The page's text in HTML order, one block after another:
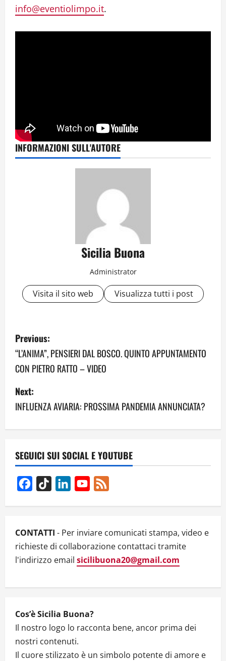
info@eventiolimpo.it.
INFORMAZIONI SULL'AUTORE
Sicilia Buona
Administrator
Visita il sito web Visualizza tutti i post
P
o
s
t
n
v
i
g
a
t
i
o
n
Previous:
“L’ANIMA”, PENSIERI DAL BOSCO. QUINTO APPUNTAMENTO
CON PIETRO RATTO – VIDEO
Next:
INFLUENZA AVIARIA: PROSSIMA PANDEMIA ANNUNCIATA?
SEGUICI SUI SOCIAL E YOUTUBE
Facebook
TikTok LinkedInYouTube
CONTATTI - Per inviare comunicati stampa, video e
richieste di collaborazione contattaci tramite
l'indirizzo email sicilibuona20@gmail.com
Cos’è Sicilia Buona?
Il nostro logo lo racconta bene, ancor prima dei
nostri contenuti.
Il cuore stilizzato è un simbolo potente di amore e